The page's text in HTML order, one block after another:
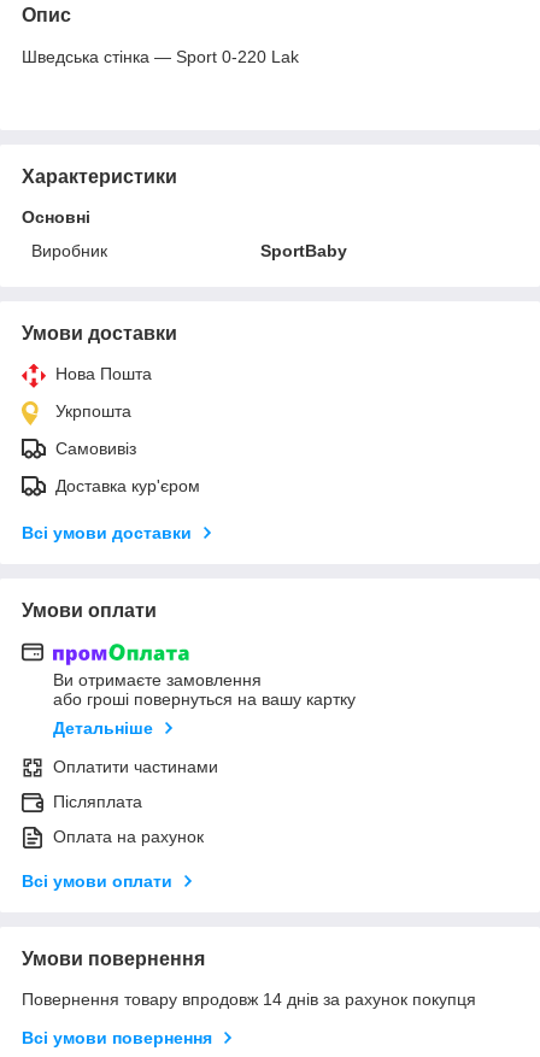
Опис
Шведська стінка — Sport 0-220 Lak
Характеристики
Основні
Виробник
SportBaby
Умови доставки
Нова Пошта
Укрпошта
Самовивіз
Доставка кур'єром
Всі умови доставки
Умови оплати
Ви отримаєте замовлення
або гроші повернуться на вашу картку
Детальніше
Оплатити частинами
Післяплата
Оплата на рахунок
Всі умови оплати
Умови повернення
Повернення товару впродовж 14 днів за рахунок покупця
Всі умови повернення